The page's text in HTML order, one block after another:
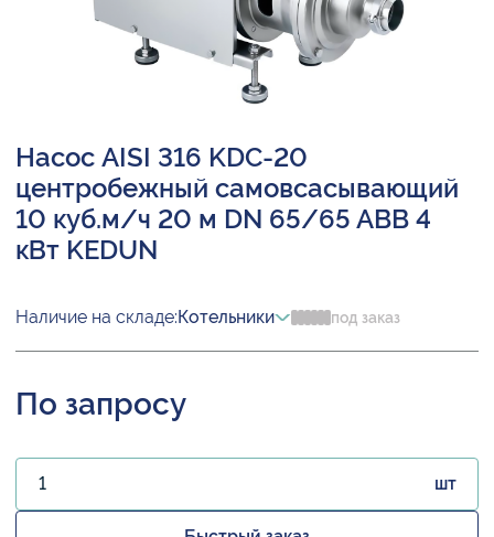
Насос AISI 316 KDC-20
центробежный самовсасывающий
10 куб.м/ч 20 м DN 65/65 ABB 4
кВт KEDUN
Наличие на складе:Котельники под заказ
По запросу
шт